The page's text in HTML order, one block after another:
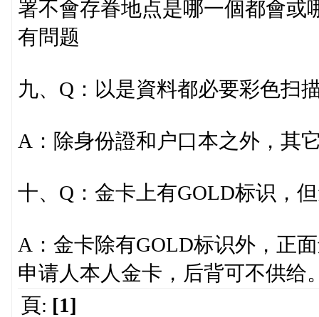
署不會存眷地点是哪一個都會或
有問题
九、Q：以是資料都必要彩色扫
A：除身份證和户口本之外，其
十、Q：金卡上有GOLD标识，
A：金卡除有GOLD标识外，正
申请人本人金卡，后背可不供给
頁: [1]